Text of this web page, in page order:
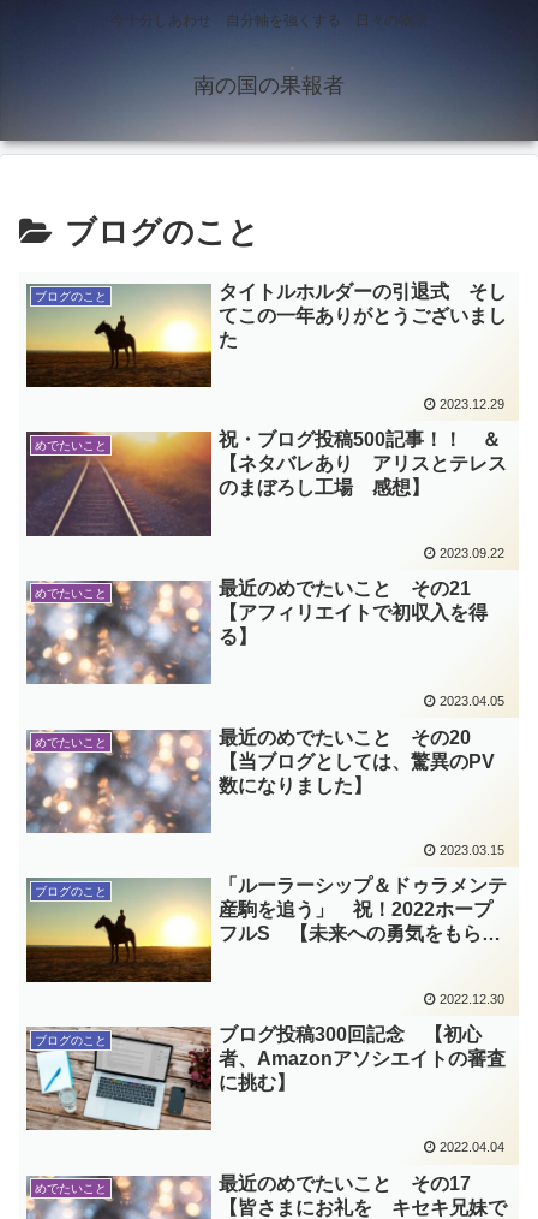
今十分しあわせ 自分軸を強くする 日々の物語
南の国の果報者
ブログのこと
ブログのこと
タイトルホルダーの引退式 そし
てこの一年ありがとうございまし
た
2023.12.29
めでたいこと
祝・ブログ投稿500記事！！ ＆
【ネタバレあり アリスとテレス
のまぼろし工場 感想】
2023.09.22
めでたいこと
最近のめでたいこと その21
【アフィリエイトで初収入を得
る】
2023.04.05
めでたいこと
最近のめでたいこと その20
【当ブログとしては、驚異のPV
数になりました】
2023.03.15
ブログのこと
「ルーラーシップ＆ドゥラメンテ
産駒を追う」 祝！2022ホープ
フルS 【未来への勇気をもら
2022.12.30
ブログのこと
ブログ投稿300回記念 【初心
者、Amazonアソシエイトの審査
に挑む】
2022.04.04
めでたいこと
最近のめでたいこと その17
【皆さまにお礼を キセキ兄妹で